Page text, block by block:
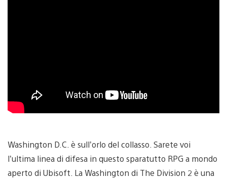
Washington D.C. è sull’orlo del collasso. Sarete voi
l’ultima linea di difesa in questo sparatutto RPG a mondo
aperto di Ubisoft. La Washington di The Division 2 è una